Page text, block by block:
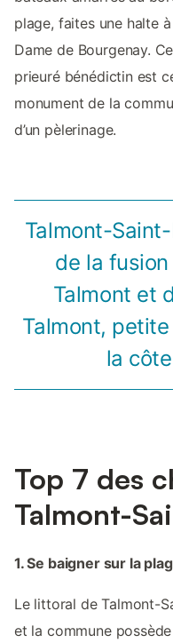
plage, faites une halte
Dame de Bourgenay.
prieuré bénédictin est
monument de la
d’un pèlerinage.
Talmont-
de la
Talmont et
Talmont,
la
Top 7 des
Talmont-
1. Se baigner sur la
Le littoral de Talmont-
et la commune